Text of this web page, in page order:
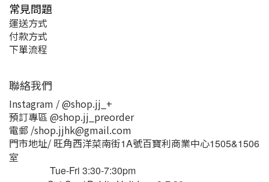
常見問題
運送方式
付款方式
下單流程
聯絡我們
Instagram / @shop.jj_+
預訂專區 @shop.jj_preorder
電郵 /shop.jjhk@gmail.com
門市地址/ 旺角西洋菜南街1A號百寶利商業中心1505&1506
室
Tue-Fri 3:30-7:30pm